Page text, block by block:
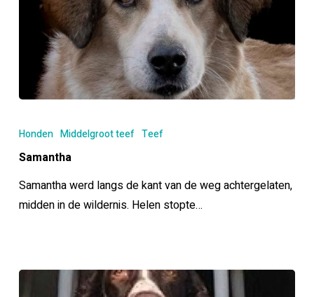
Honden Middelgroot teef Teef
Samantha
Samantha werd langs de kant van de weg achtergelaten,
midden in de wildernis. Helen stopte…